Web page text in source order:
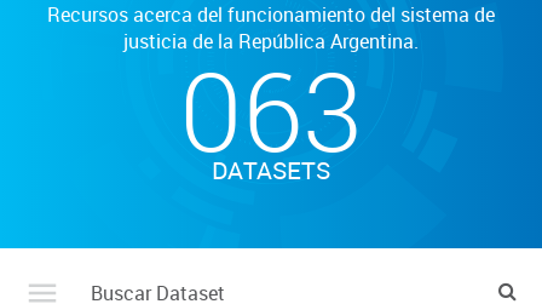
Recursos acerca del funcionamiento del sistema de
justicia de la República Argentina.
063
DATASETS